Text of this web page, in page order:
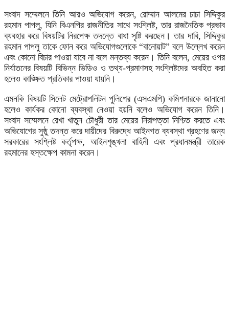
সংবাদ সম্মেলনে তিনি আরও অভিযোগ করেন, রোম্মান আলমের চাচা সিদ্দিকুর
রহমান পাপলু, যিনি বিএনপির রাজনীতির সাথে সংশ্লিষ্ট, তার রাজনৈতিক প্রভাব
ব্যবহার করে বিষয়টির নিরপেক্ষ তদন্তে বাধা সৃষ্টি করছেন। তার দাবি, সিদ্দিকুর
রহমান পাপলু তাকে ফোন করে অভিযোগগুলোকে “বানোয়াট” বলে উল্লেখ করেন
এবং কোনো বিচার পাওয়া যাবে না বলে মন্তব্য করেন। তিনি বলেন, মেয়ের ওপর
নির্যাতনের বিষয়টি বিভিন্ন ভিডিও ও তথ্য-প্রমাণসহ সংশ্লিষ্টদের অবহিত করা
হলেও কাঙ্ক্ষিত প্রতিকার পাওয়া যায়নি।
এমনকি বিষয়টি সিলেট মেট্রোপলিটন পুলিশের (এসএমপি) কমিশনারকে জানানো
হলেও কার্যকর কোনো ব্যবস্থা নেওয়া হয়নি বলেও অভিযোগ করেন তিনি।
সংবাদ সম্মেলনে রেখা খাতুন চৌধুরী তার মেয়ের নিরাপত্তা নিশ্চিত করতে এবং
অভিযোগের সুষ্ঠু তদন্ত করে দায়ীদের বিরুদ্ধে আইনগত ব্যবস্থা গ্রহণের জন্য
সরকারের সংশ্লিষ্ট কর্তৃপক্ষ, আইনশৃঙ্খলা বাহিনী এবং প্রধানমন্ত্রী তারেক
রহমানের হস্তক্ষেপ কামনা করেন।